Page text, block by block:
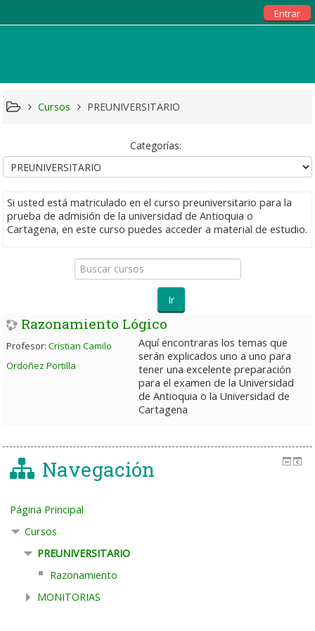
Entrar
Cursos PREUNIVERSITARIO
Categorías:
Si usted está matriculado en el curso preuniversitario para la
prueba de admisión de la universidad de Antioquia o
Cartagena, en este curso puedes acceder a material de estudio.
Buscar
cursos
Ir
Razonamiento Lógico
Aquí encontraras los temas que
serán explicados uno a uno para
tener una excelente preparación
para el examen de la Universidad
de Antioquia o la Universidad de
Cartagena
Profesor:Cristian Camilo
Ordoñez Portilla
Navegación
Página Principal
Cursos
PREUNIVERSITARIO
Razonamiento
MONITORIAS